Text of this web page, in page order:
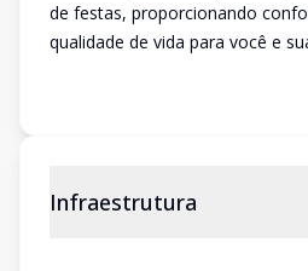
de festas, proporcionando
qualidade de vida para você e
Infraestrutura